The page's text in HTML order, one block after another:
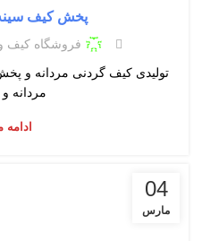
پخش کیف
فروشگاه کیف
تولیدی کیف گردنی مردانه و
مردانه
04
مارس